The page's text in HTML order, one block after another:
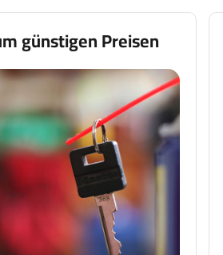
günstigen Preisen